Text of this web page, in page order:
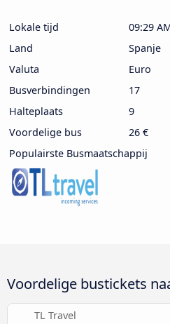
Lokale tijd
09:29
Land
Spanje
Valuta
Euro
Busverbindingen
17
Halteplaats
9
Voordelige bus
26 €
Populairste Busmaatschappij
Voordelige bustickets
TL Travel